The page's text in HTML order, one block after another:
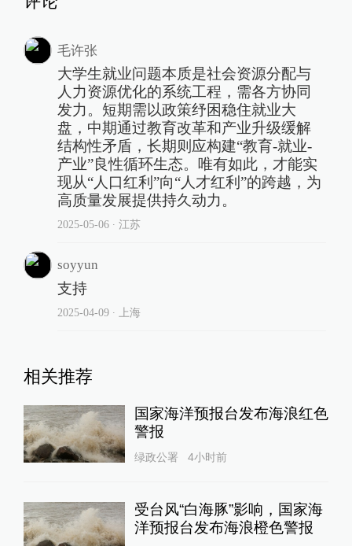
毛许张
大学生就业问题本质是社会资源分配与
人力资源优化的系统工程，需各方协同
发力。短期需以政策纾困稳住就业大
盘，中期通过教育改革和产业升级缓解
结构性矛盾，长期则应构建“教育-就业-
产业”良性循环生态。唯有如此，才能实
现从“人口红利”向“人才红利”的跨越，为
高质量发展提供持久动力。
2025-05-06∙ 江苏
soyyun
支持
2025-04-09∙ 上海
相关推荐
国家海洋预报台发布海浪红色
警报
绿政公署 4小时前
受台风“白海豚”影响，国家海
洋预报台发布海浪橙色警报